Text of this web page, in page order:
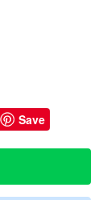
Save